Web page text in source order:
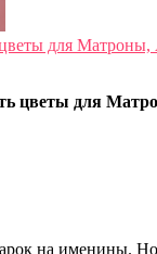
для
цветы для
на именины. Но